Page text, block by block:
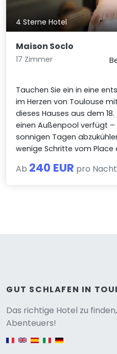
4 Sterne Hotel
Maison Soclo
17 Zimmer
Tauchen Sie ein in eine
im Herzen von Toulouse
dieses Hauses aus dem
einen Außenpool verfügt –
sonnigen Tagen
wenige Schritte vom
Ab 240 EUR pro Nacht
GUT SCHLAFEN IN
Das richtige Hotel zu
Abenteuers!
English version